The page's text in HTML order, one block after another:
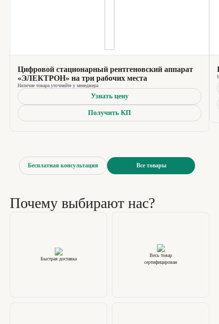
Бесплатная консультация Все товары
Цифровой стационарный рентгеновский аппарат
«ЭЛЕКТРОН» на три рабочих места
Наличие товара уточняйте у менеджера
Узнать цену
Получить КП
Почему выбирают нас?
Быстрая доставка
Весь товар
сертифицирован